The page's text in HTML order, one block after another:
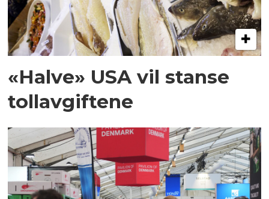
«Halve» USA vil stanse
tollavgiftene